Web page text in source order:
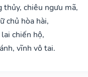
thủy, chiêu ngưu mã,
chủ hòa hài,
chiến hộ,
vĩnh vô tai.